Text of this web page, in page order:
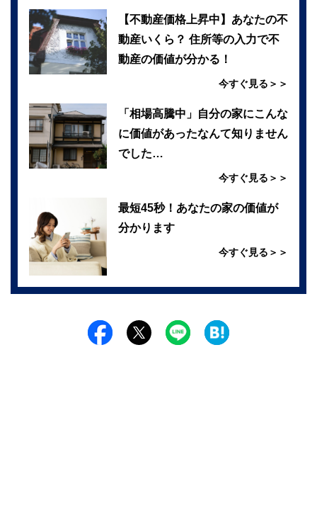
【不動産価格上昇中】あなたの不
動産いくら？ 住所等の入力で不
動産の価値が分かる！
今すぐ見る＞＞
「相場高騰中」自分の家にこんな
に価値があったなんて知りません
でした…
今すぐ見る＞＞
最短45秒！あなたの家の価値が
分かります
今すぐ見る＞＞